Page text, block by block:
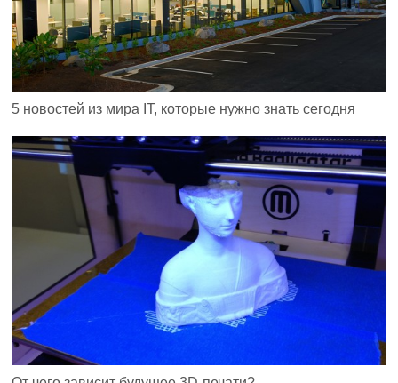
5 новостей из мира IT, которые нужно знать сегодня